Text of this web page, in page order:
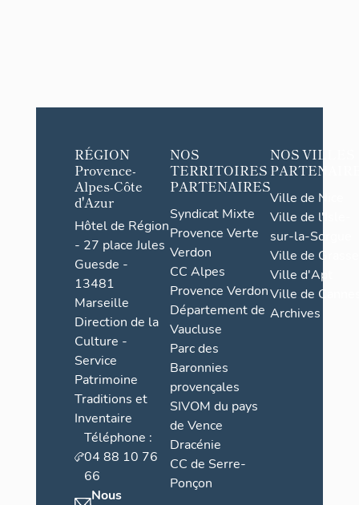
RÉGION
Provence-
Alpes-Côte
d'Azur
Hôtel de Région
- 27 place Jules
Guesde -
13481
Marseille
Direction de la
Culture -
Service
Patrimoine
Traditions et
Inventaire
Téléphone :
04 88 10 76
66
Nous
NOS
TERRITOIRES
PARTENAIRES
Syndicat Mixte
Provence Verte
Verdon
CC Alpes
Provence Verdon
Département de
Vaucluse
Parc des
Baronnies
provençales
SIVOM du pays
de Vence
Dracénie
CC de Serre-
Ponçon
NOS VILLES
Ville de Nice
Ville de l'Isle-
sur-la-Sorgue
Ville de Grasse
Ville d'Apt
Ville de
Archives